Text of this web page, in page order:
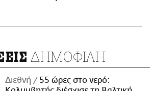
ΔΗΜΟΦΙΛΗ
Διεθνή
55 ώρες στο νερό: